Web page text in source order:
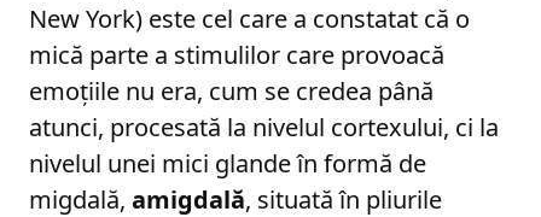
New York) este cel care a constatat că o
mică parte a stimulilor care provoacă
emoțiile nu era, cum se credea până
atunci, procesată la nivelul cortexului, ci la
nivelul unei mici glande în formă de
migdală, amigdală, situată în pliurile